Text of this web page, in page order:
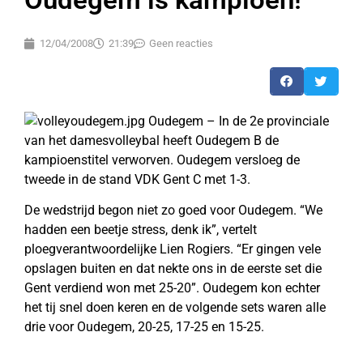
12/04/2008 21:39 Geen reacties
Oudegem – In de 2e provinciale
van het damesvolleybal heeft Oudegem B de
kampioenstitel verworven. Oudegem versloeg de
tweede in de stand VDK Gent C met 1-3.
De wedstrijd begon niet zo goed voor Oudegem. “We
hadden een beetje stress, denk ik”, vertelt
ploegverantwoordelijke Lien Rogiers. “Er gingen vele
opslagen buiten en dat nekte ons in de eerste set die
Gent verdiend won met 25-20”. Oudegem kon echter
het tij snel doen keren en de volgende sets waren alle
drie voor Oudegem, 20-25, 17-25 en 15-25.